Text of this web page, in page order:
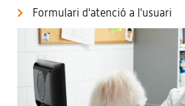
Formulari d'atenció a l'usuari